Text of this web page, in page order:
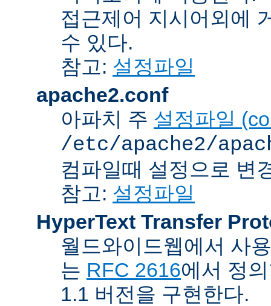
접근제어 지시어외에
수 있다.
참고: 설정파일
apache2.conf
아파치 주 설정파일
/etc/apache2/
컴파일때 설정으로 변
참고: 설정파일
HyperText Transfer
월드와이드웹에서 사
는 RFC 2616에서 정
1.1 버전을 구현한다.